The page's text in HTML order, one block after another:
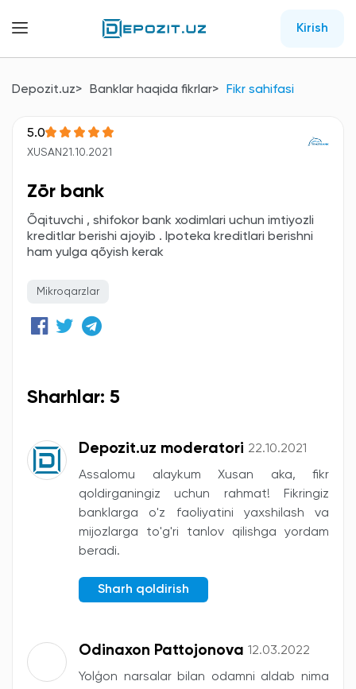
Kirish
Depozit.uz Banklar haqida fikrlar Fikr sahifasi
5.0
XUSAN 21.10.2021
Zōr bank
Õqituvchi , shifokor bank xodimlari uchun imtiyozli
kreditlar berishi ajoyib . Ipoteka kreditlari berishni
ham yulga qõyish kerak
Mikroqarzlar
Sharhlar: 5
Depozit.uz moderatori 22.10.2021
Assalomu alaykum Xusan aka, fikr
qoldirganingiz uchun rahmat! Fikringiz
banklarga o'z faoliyatini yaxshilash va
mijozlarga to'g'ri tanlov qilishga yordam
beradi.
Sharh qoldirish
Odinaxon Pattojonova 12.03.2022
Yolģon narsalar bilan odamni aldab nima